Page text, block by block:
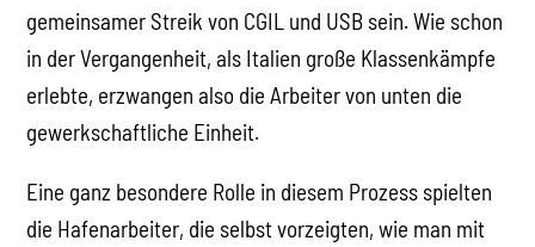
gemeinsamer Streik von CGIL und USB sein. Wie schon
in der Vergangenheit, als Italien große Klassenkämpfe
erlebte, erzwangen also die Arbeiter von unten die
gewerkschaftliche Einheit.
Eine ganz besondere Rolle in diesem Prozess spielten
die Hafenarbeiter, die selbst vorzeigten, wie man mit